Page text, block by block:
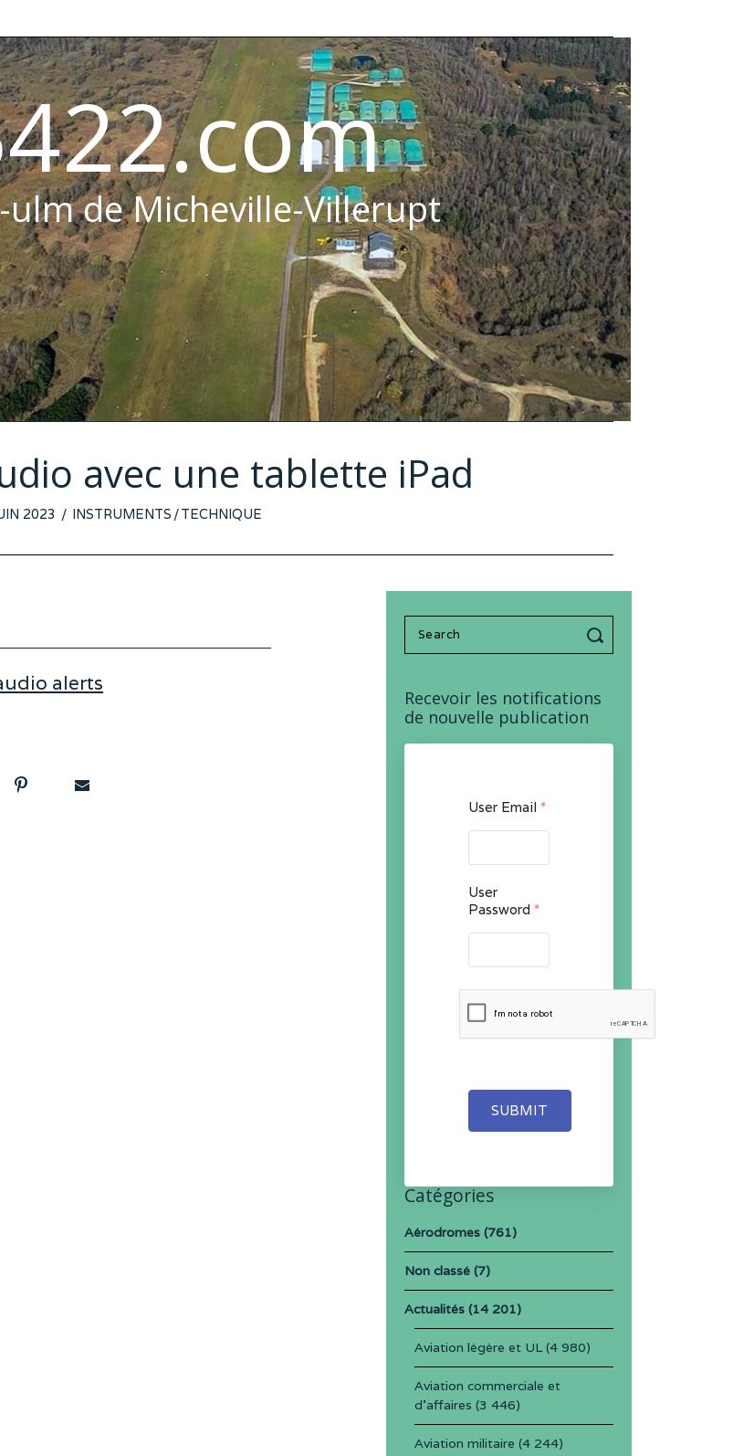
ulm de Micheville-Villerupt
avec une tablette iPad
2023 24
2023
INSTRUMENTS /TECHNIQUE
alerts
Search
for:
Recevoir les notifications
de nouvelle publication
User Email *
User
Password *
SUBMIT
Catégories
Aérodromes(761)
Non classé(7)
Actualités(14 201)
Aviation légère et UL(4 980)
Aviation commerciale et
d'affaires (3 446)
Aviation militaire (4 244)